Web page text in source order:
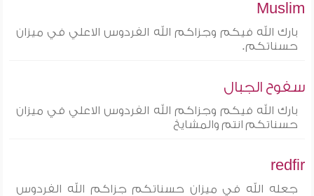
Muslim
بارك الله فيكم وجزاكم الله الفردوس الاعلي في ميزان
حسناتكم.
سفوح الجبال
بارك الله فيكم وجزاكم الله الفردوس الاعلي في ميزان
حسناتكم انتم والمشايخ
redfir
جعله الله في ميزان حسناتكم جزاكم الله الفردوس